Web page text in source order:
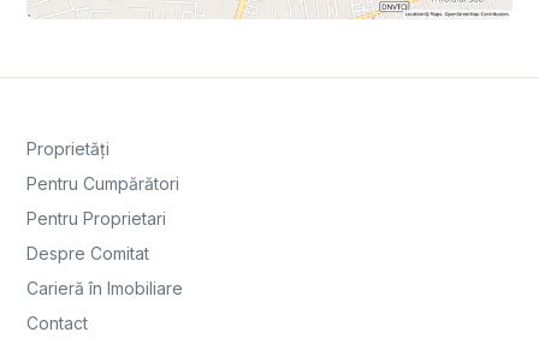
Proprietăți
Pentru Cumpărători
Pentru Proprietari
Despre Comitat
Carieră în Imobiliare
Contact